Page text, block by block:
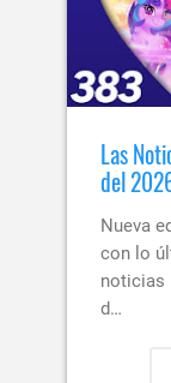
Las
del
Nueva
con lo
noticias
d…